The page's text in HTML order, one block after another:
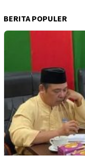
BERITA POPULER